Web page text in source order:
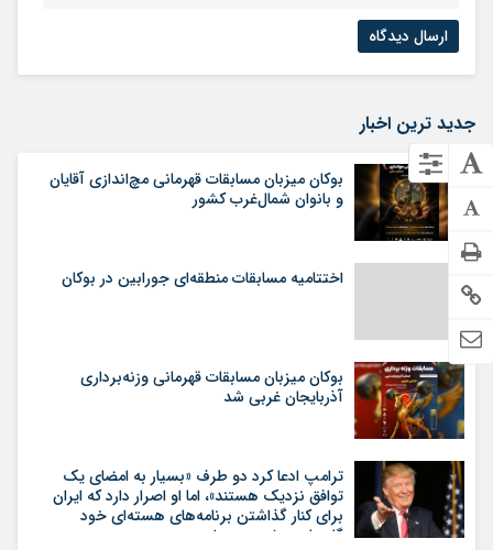
جدید ترین اخبار
بوکان میزبان مسابقات قهرمانی مچ‌اندازی آقایان
و بانوان شمال‌غرب کشور
اختتامیه مسابقات منطقه‌ای جورابین در بوکان
بوکان میزبان مسابقات قهرمانی وزنه‌برداری
آذربایجان غربی شد
ترامپ ادعا کرد دو طرف «بسیار به امضای یک
توافق نزدیک هستند»، اما او اصرار دارد که ایران
برای کنار گذاشتن برنامه‌های هسته‌ای خود
گام‌های بیشتری بردارد